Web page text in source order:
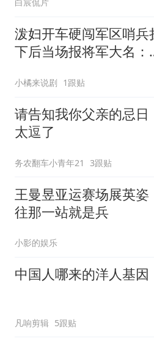
白宸侃片
泼妇开车硬闯军区哨兵
下后当场报将军大名：
小橘来说剧 1跟贴
请告知我你父亲的忌日
太逗了
务农翻车小青年21 3跟贴
王曼昱亚运赛场展英姿
往那一站就是兵
小影的娱乐
中国人哪来的洋人基因
凡响剪辑 5跟贴